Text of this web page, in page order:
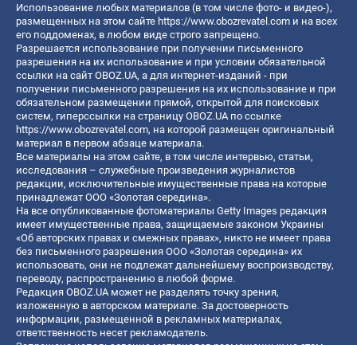
Использование любых материалов (в том числе фото- и видео-),
размещенных на этом сайте https://www.obozrevatel.com и на всех
его поддоменах, в любом виде строго запрещено.
Разрешается использование при получении письменного
разрешения на их использование и при условии обязательной
ссылки на сайт OBOZ.UA, а для интернет-изданий - при
получении письменного разрешения на их использование и при
обязательном размещении прямой, открытой для поисковых
систем, гиперссылки на страницу OBOZ.UA по ссылке
https://www.obozrevatel.com, на которой размещен оригинальный
материал в первом абзаце материала.
Все материалы на этом сайте, в том числе интервью, статьи,
исследования – служебные произведения журналистов
редакции, исключительные имущественные права на которые
принадлежат ООО «Золотая середина».
На все опубликованные фотоматериалы Getty Images редакция
имеет имущественные права, защищаемые законом Украины
«Об авторских правах и смежных правах», никто не имеет права
без письменного разрешения ООО «Золотая середина» их
использовать, они не подлежат дальнейшему воспроизводству,
переводу, распространению в любой форме.
Редакция OBOZ.UA может не разделять точку зрения,
изложенную в авторском материале. За достоверность
информации, размещенной в рекламных материалах,
ответственность несет рекламодатель.